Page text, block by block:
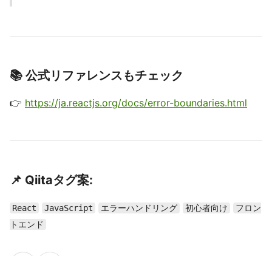
📚 公式リファレンスもチェック
👉 https://ja.reactjs.org/docs/error-boundaries.html
📌 Qiitaタグ案:
React JavaScript エラーハンドリング 初心者向け
フロン
トエンド